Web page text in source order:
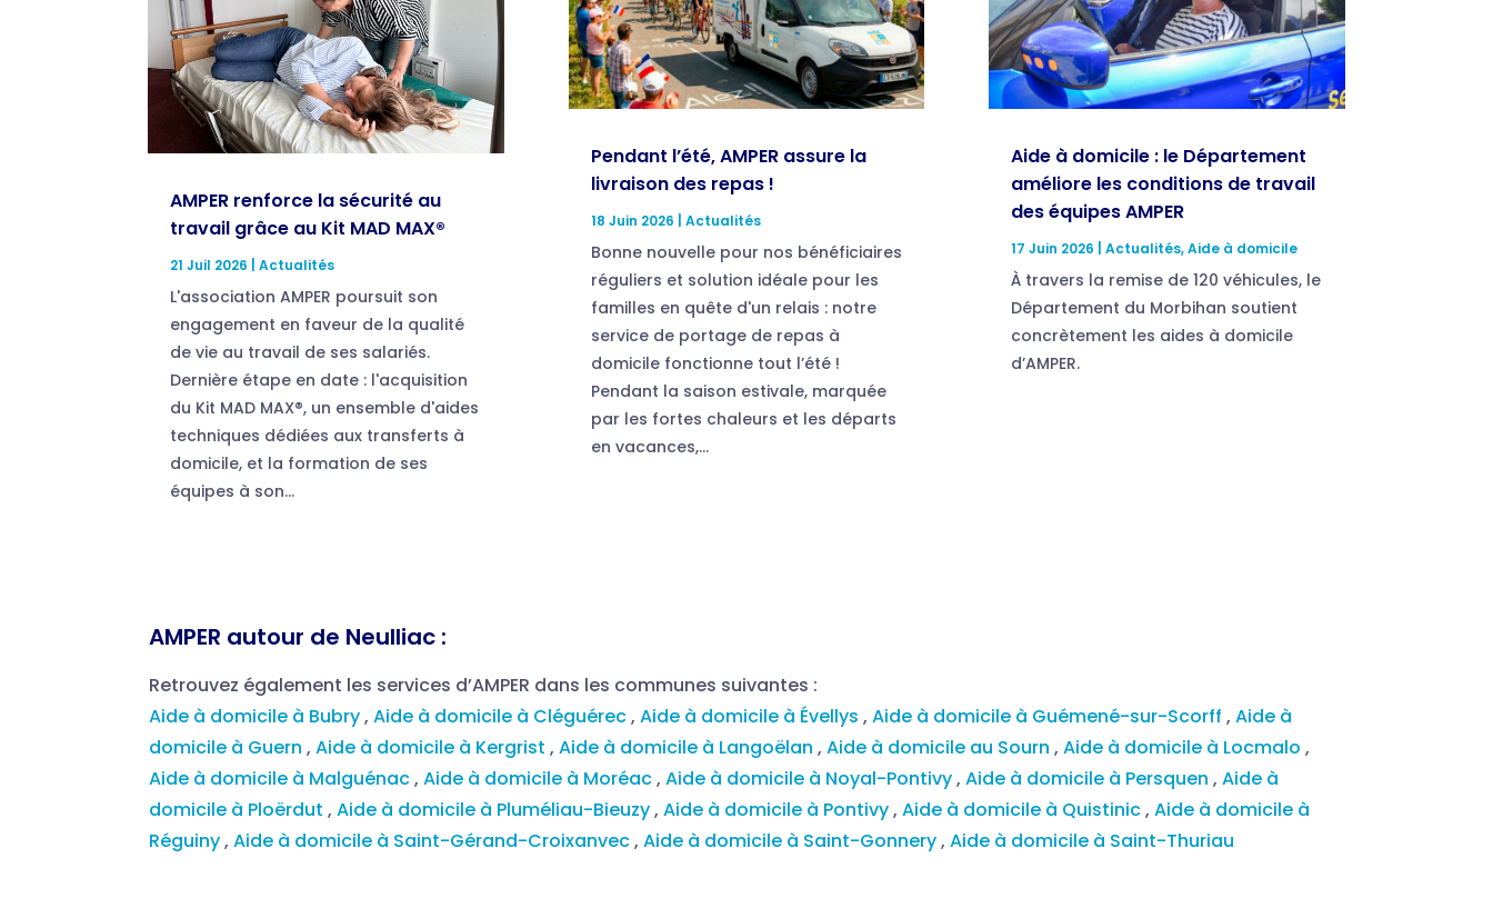
AMPER renforce la sécurité au
travail grâce au Kit MAD MAX®
21 Juil 2026 |Actualités
L'association AMPER poursuit son
engagement en faveur de la qualité
de vie au travail de ses salariés.
Dernière étape en date : l'acquisition
du Kit MAD MAX®, un ensemble d'aides
techniques dédiées aux transferts à
domicile, et la formation de ses
équipes à son...
Pendant l’été, AMPER assure la
livraison des repas !
18 Juin 2026 Actualités
Bonne nouvelle pour nos bénéficiaires
réguliers et solution idéale pour les
familles en quête d'un relais : notre
service de portage de repas à
domicile fonctionne tout l’été !
Pendant la saison estivale, marquée
par les fortes chaleurs et les départs
en vacances,...
Aide à domicile : le Département
améliore les conditions de travail
des équipes AMPER
17 Juin 2026 Actualités,Aide à domicile
À travers la remise de 120 véhicules, le
Département du Morbihan soutient
concrètement les aides à domicile
d’AMPER.
AMPER autour de Neulliac :
Retrouvez également les services d’AMPER dans les communes suivantes :
Aide à domicile à Bubry,Aide à domicile à Cléguérec,Aide à domicile à Évellys,Aide à domicile à Guémené-sur-Scorff,Aide à
domicile à Guern,Aide à domicile à Kergrist,Aide à domicile à Langoëlan,Aide à domicile au Sourn,Aide à domicile à Locmalo,
Aide à domicile à Malguénac,Aide à domicile à Moréac,Aide à domicile à Noyal-Pontivy,Aide à domicile à Persquen,Aide à
domicile à Ploërdut,Aide à domicile à Pluméliau-Bieuzy,Aide à domicile à Pontivy,Aide à domicile à Quistinic,Aide à domicile à
Réguiny,Aide à domicile à Saint-Gérand-Croixanvec,Aide à domicile à Saint-Gonnery,Aide à domicile à Saint-Thuriau